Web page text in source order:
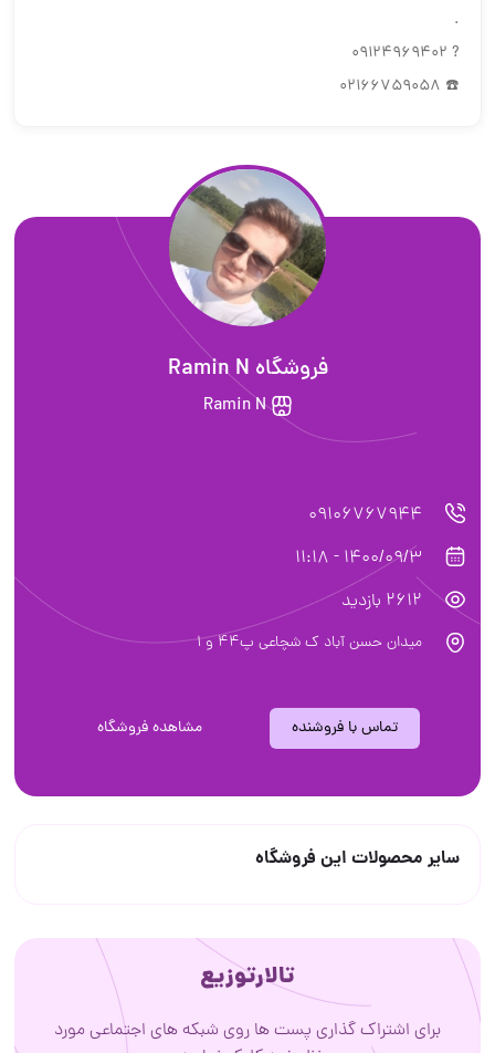
.
? 09124969402
☎️ 02166759058
فروشگاه R‌amin N
R‌amin N
09106767944
1400/09/3 - 11:18
2612 بازدید
میدان حسن آباد ک شچاعی پ۴۴ و ۱
تماس با فروشنده مشاهده فروشگاه
سایر محصولات این فروشگاه
تالارتوزیع
برای اشتراک گذاری پست ها روی شبکه های اجتماعی مورد